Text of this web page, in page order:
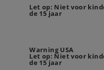
Let op: Niet voor
de 15 jaar
Warning USA
Let op: Niet voor
de 15 jaar